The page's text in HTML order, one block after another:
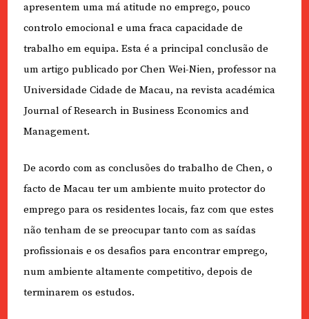
apresentem uma má atitude no emprego, pouco
controlo emocional e uma fraca capacidade de
trabalho em equipa. Esta é a principal conclusão de
um artigo publicado por Chen Wei-Nien, professor na
Universidade Cidade de Macau, na revista académica
Journal of Research in Business Economics and
Management.
De acordo com as conclusões do trabalho de Chen, o
facto de Macau ter um ambiente muito protector do
emprego para os residentes locais, faz com que estes
não tenham de se preocupar tanto com as saídas
profissionais e os desafios para encontrar emprego,
num ambiente altamente competitivo, depois de
terminarem os estudos.